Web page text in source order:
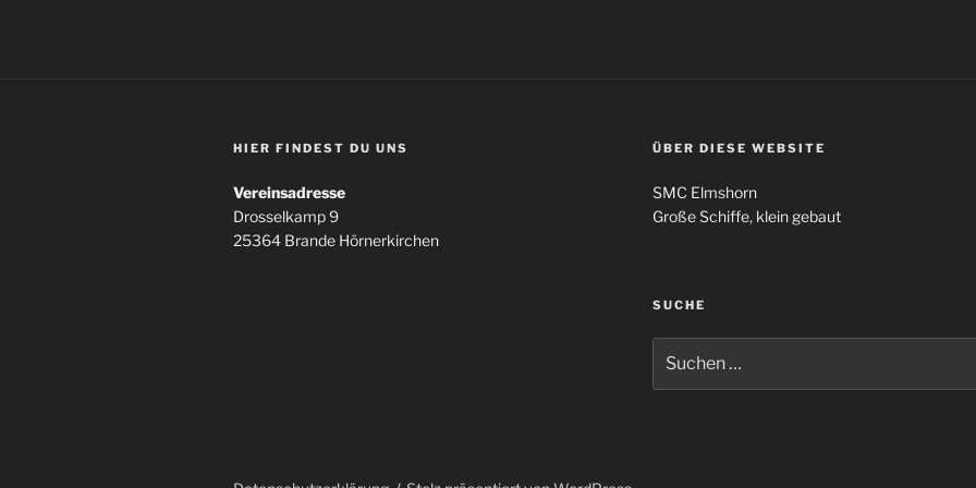
HIER FINDEST DU UNS
Vereinsadresse
Drosselkamp 9
25364 Brande Hörnerkirchen
ÜBER DIESE WEBSITE
SMC Elmshorn
Große Schiffe, klein gebaut
SUCHE
nach: